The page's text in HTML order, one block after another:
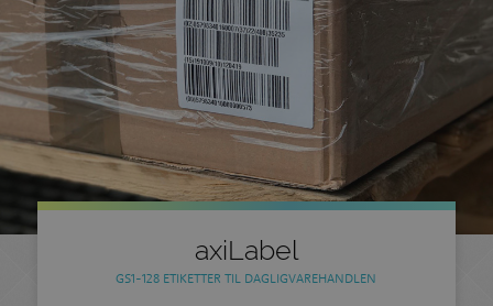
axiLabel
GS1-128 ETIKETTER TIL DAGLIGVAREHANDLEN